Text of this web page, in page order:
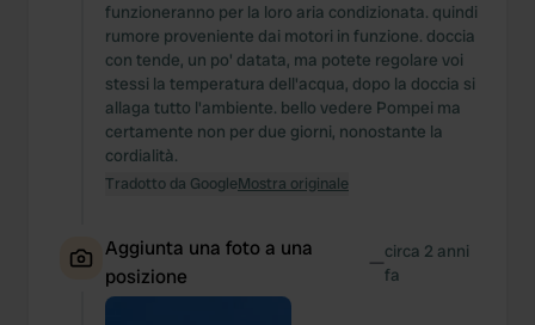
funzioneranno per la loro aria condizionata. quindi
rumore proveniente dai motori in funzione. doccia
con tende, un po' datata, ma potete regolare voi
stessi la temperatura dell'acqua, dopo la doccia si
allaga tutto l'ambiente. bello vedere Pompei ma
certamente non per due giorni, nonostante la
cordialità.
Tradotto da GoogleMostra originale
Aggiunta una foto a una
posizione
—circa 2 anni
fa